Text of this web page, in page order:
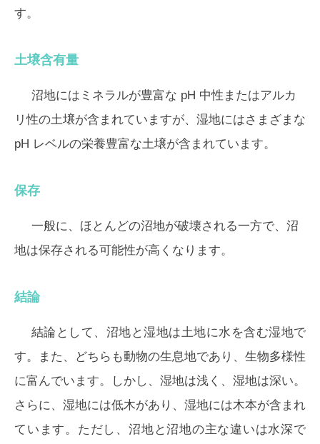
す。
土壌含有量
沼地にはミネラルが豊富な pH 中性またはアルカ
リ性の土壌が含まれていますが、湿地にはさまざまな
pH レベルの栄養豊富な土壌が含まれています。
保存
一般に、ほとんどの沼地が破壊される一方で、沼
地は保存される可能性が高くなります。
結論
結論として、沼地と湿地は土地に水を含む湿地で
す。また、どちらも動物の生息地であり、生物多様性
に富んでいます。しかし、湿地は浅く、湿地は深い。
さらに、湿地には低木があり、湿地には木本が含まれ
ています。ただし、沼地と沼地の主な違いは水深で